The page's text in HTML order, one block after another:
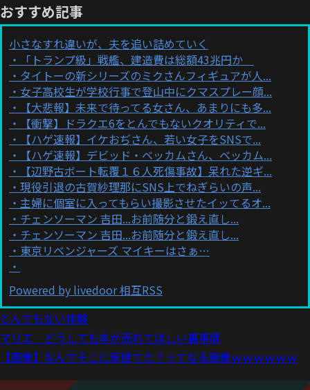
おすすめ記事
小さなすれ違いが、夫を追い詰めていく
「トランプ級」戦艦、建造費は総額43兆円か
タイトーの新シリーズのミクさんフィギュアが人...
女子高校生が学校行事で登山中にクマスプレー顔...
【大悲報】未来で待ってる女さん、あまりにも多...
【衝撃】ドラクエ6をとんでもないクオリティで...
【ハゲ速報】イケおぢさん、若い女子をSNSで...
【ハゲ速報】デビッド・ベッカムさん、ベッカム...
【辺野古ボート転覆１６人死傷事故】呆れた逆ギ...
現役引退の古賀紗理那にSNS上でねぎらいの声...
主婦に個室に入ってもらい撮影させたイッてるオ...
チェンソーマン 吉田...お前随分と鍛え直し...
チェンソーマン 吉田...お前随分と鍛え直し...
東京リベンジャーズ マイキーはさぁ…
Powered by livedoor 相互RSS
とんでもない体験
マリエ どうしても本が売れてほしい裏事情
【画像】なんでそこに家建てた？ってなる画像ｗｗｗｗｗｗ